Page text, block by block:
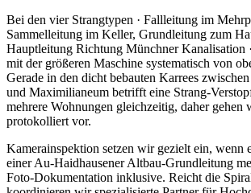
Bei den vier Strangtypen · Fallleitung im
Sammelleitung im Keller, Grundleitung zum
Hauptleitung Richtung Münchner Kanalisation
mit der größeren Maschine systematisch von
Gerade in den dicht bebauten Karrees
und Maximilianeum betrifft eine Strang-
mehrere Wohnungen gleichzeitig, daher gehen
protokolliert vor.
Kamerainspektion setzen wir gezielt ein, wenn
einer Au-Haidhausener Altbau-Grundleitung
Foto-Dokumentation inklusive. Reicht die